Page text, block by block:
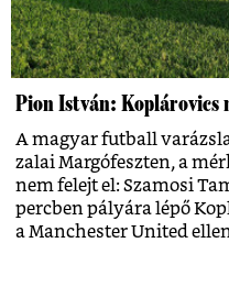
Pion István: Koplárovics
A magyar futball
zalai Margófeszten, a
nem felejt el: Szamosi
percben pályára lépő
a Manchester United